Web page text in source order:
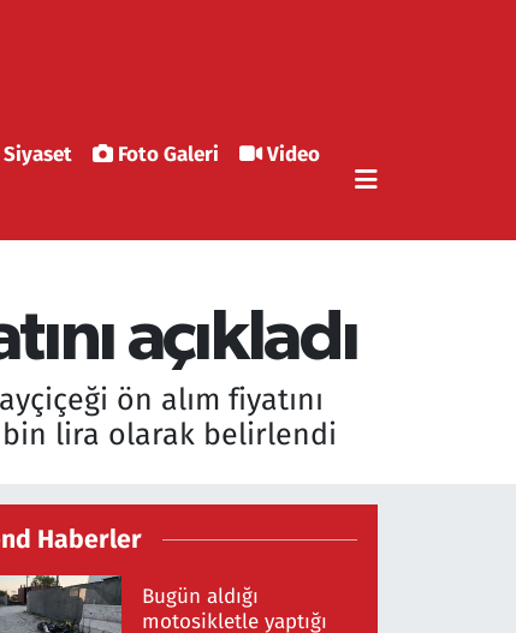
Siyaset Foto Galeri
Video
açıkladı
ön alım fiyatını
bin lira olarak belirlendi
Haberler
Bugün aldığı
motosikletle yaptığı